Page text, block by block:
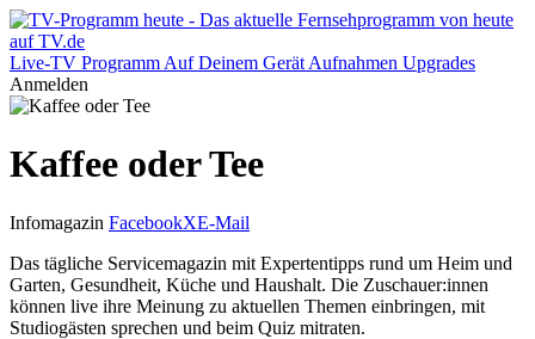
Live-TV Programm Auf Deinem Gerät Aufnahmen Upgrades
Anmelden
Kaffee oder Tee
Infomagazin FacebookXE-Mail
Das tägliche Servicemagazin mit Expertentipps rund um Heim und
Garten, Gesundheit, Küche und Haushalt. Die Zuschauer:innen
können live ihre Meinung zu aktuellen Themen einbringen, mit
Studiogästen sprechen und beim Quiz mitraten.